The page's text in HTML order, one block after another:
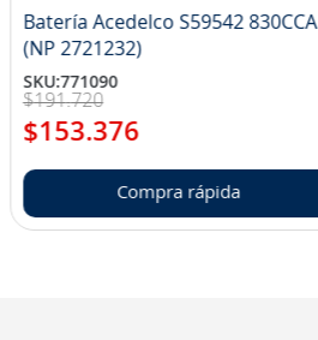
Batería Acedelco S59542 830CCA
(NP 2721232)
SKU:771090
$191.720
$153.376
Compra rápida